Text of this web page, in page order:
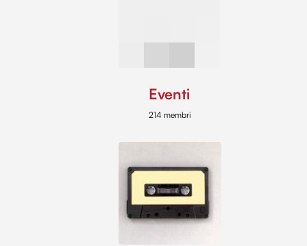
Eventi
214 membri